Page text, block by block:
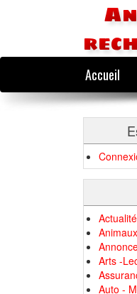
Accueil
Animaux
Arts -
Auto -